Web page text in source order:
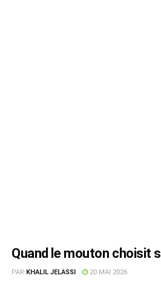
Quand le mouton choisit
PAR KHALIL JELASSI 20 MAI 2026